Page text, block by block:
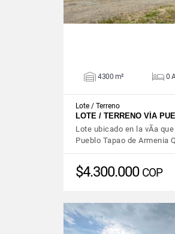
4300 m² 0
Lote / Terreno
LOTE / TERRENO VÍA
Lote ubicado en la vÃ­a
Pueblo Tapao de Armenia
$4.300.000 COP